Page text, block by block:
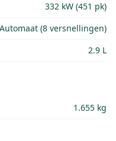
332 kW (451 pk)
Automaat (8 versnellingen)
2.9 L
1.655 kg